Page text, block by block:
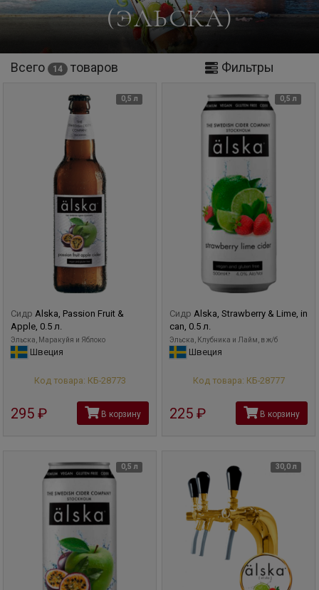
(ЭЛЬСКА)
Всего 14 товаров Фильтры
0,5 л
Сидр Alska, Passion Fruit &
Apple, 0.5 л.
Эльска, Маракуйя и Яблоко
Швеция
Код товара: КБ-28773
295 В корзину
0,5 л
Сидр Alska, Strawberry & Lime, in
can, 0.5 л.
Эльска, Клубника и Лайм, в ж/б
Швеция
Код товара: КБ-28777
225 В корзину
0,5 л 30,0 л